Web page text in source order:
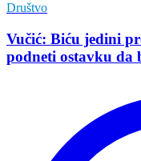
Društvo
Vučić: Biću jedini
podneti ostavku da